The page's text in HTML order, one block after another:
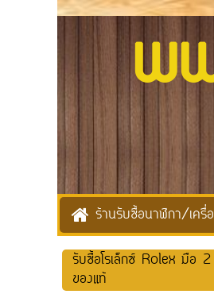
ร้านรับซื้อนาฬิกา/เครื่
รับซื้อโรเล็กซ์ Rolex มือ 2
ของแท้